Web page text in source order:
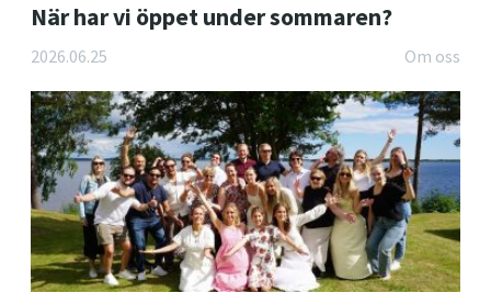
När har vi öppet under sommaren?
2026.06.25 Om oss